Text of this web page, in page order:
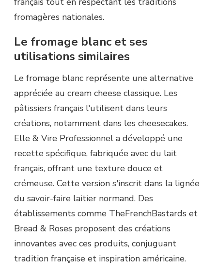
fromagères nationales.
Le fromage blanc et ses
utilisations similaires
Le fromage blanc représente une alternative
appréciée au cream cheese classique. Les
pâtissiers français l'utilisent dans leurs
créations, notamment dans les cheesecakes.
Elle & Vire Professionnel a développé une
recette spécifique, fabriquée avec du lait
français, offrant une texture douce et
crémeuse. Cette version s'inscrit dans la lignée
du savoir-faire laitier normand. Des
établissements comme TheFrenchBastards et
Bread & Roses proposent des créations
innovantes avec ces produits, conjuguant
tradition française et inspiration américaine.